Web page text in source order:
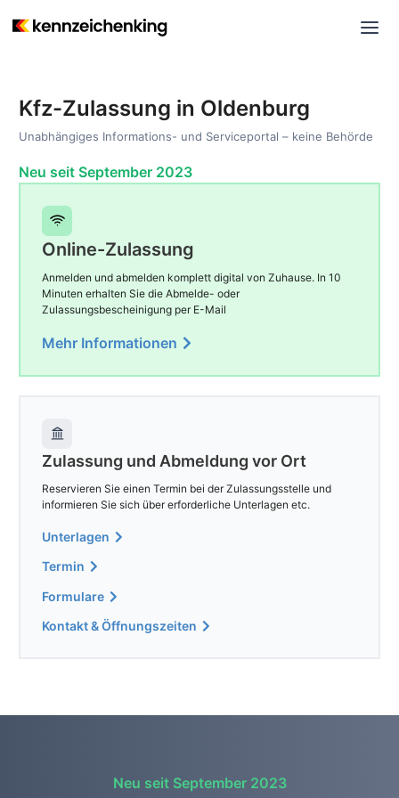
Kfz-Zulassung in Oldenburg
Unabhängiges Informations- und Serviceportal – keine Behörde
Neu seit September 2023
Online-Zulassung
Anmelden und abmelden komplett digital von Zuhause. In 10
Minuten erhalten Sie die Abmelde- oder
Zulassungsbescheinigung per E-Mail
Mehr Informationen
Zulassung und Abmeldung vor Ort
Reservieren Sie einen Termin bei der Zulassungsstelle und
informieren Sie sich über erforderliche Unterlagen etc.
Unterlagen
Termin
Formulare
Kontakt & Öffnungszeiten
Neu seit September 2023